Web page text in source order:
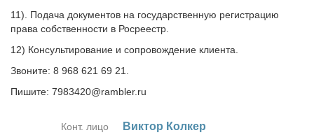
11). Подача документов на государственную регистрацию
права собственности в Росреестр.
12) Консультирование и сопровождение клиента.
Звоните: 8 968 621 69 21.
Пишите: 7983420@rambler.ru
Конт. лицо Вик­тор Кол­кер